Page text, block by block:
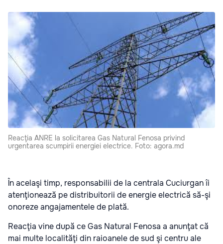
Reacţia ANRE la solicitarea Gas Natural Fenosa privind
urgentarea scumpirii energiei electrice. Foto: agora.md
În acelaşi timp, responsabilii de la centrala Cuciurgan îi
atenţionează pe distribuitorii de energie electrică să-şi
onoreze angajamentele de plată.
Reacţia vine după ce Gas Natural Fenosa a anunţat că
mai multe localităţi din raioanele de sud şi centru ale